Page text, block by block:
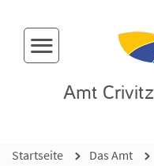
Menü-Button
Amt Crivitz
Startseite Das Amt